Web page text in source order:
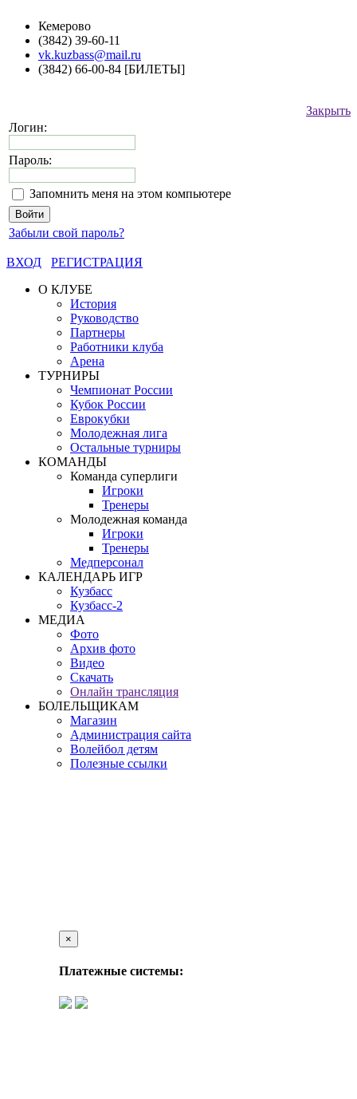
Кемерово
(3842) 39-60-11
vk.kuzbass@mail.ru
(3842) 66-00-84 [БИЛЕТЫ]
Закрыть
Логин:
Пароль:
Запомнить меня на этом компьютере
Забыли свой пароль?
ВХОД
РЕГИСТРАЦИЯ
О КЛУБЕ
История
Руководство
Партнеры
Работники клуба
Арена
ТУРНИРЫ
Чемпионат России
Кубок России
Еврокубки
Молодежная лига
Остальные турниры
КОМАНДЫ
Команда суперлиги
Игроки
Тренеры
Молодежная команда
Игроки
Тренеры
Медперсонал
КАЛЕНДАРЬ ИГР
Кузбасс
Кузбасс-2
МЕДИА
Фото
Архив фото
Видео
Скачать
Онлайн трансляция
БОЛЕЛЬЩИКАМ
Магазин
Администрация сайта
Волейбол детям
Полезные ссылки
×
Платежные системы: